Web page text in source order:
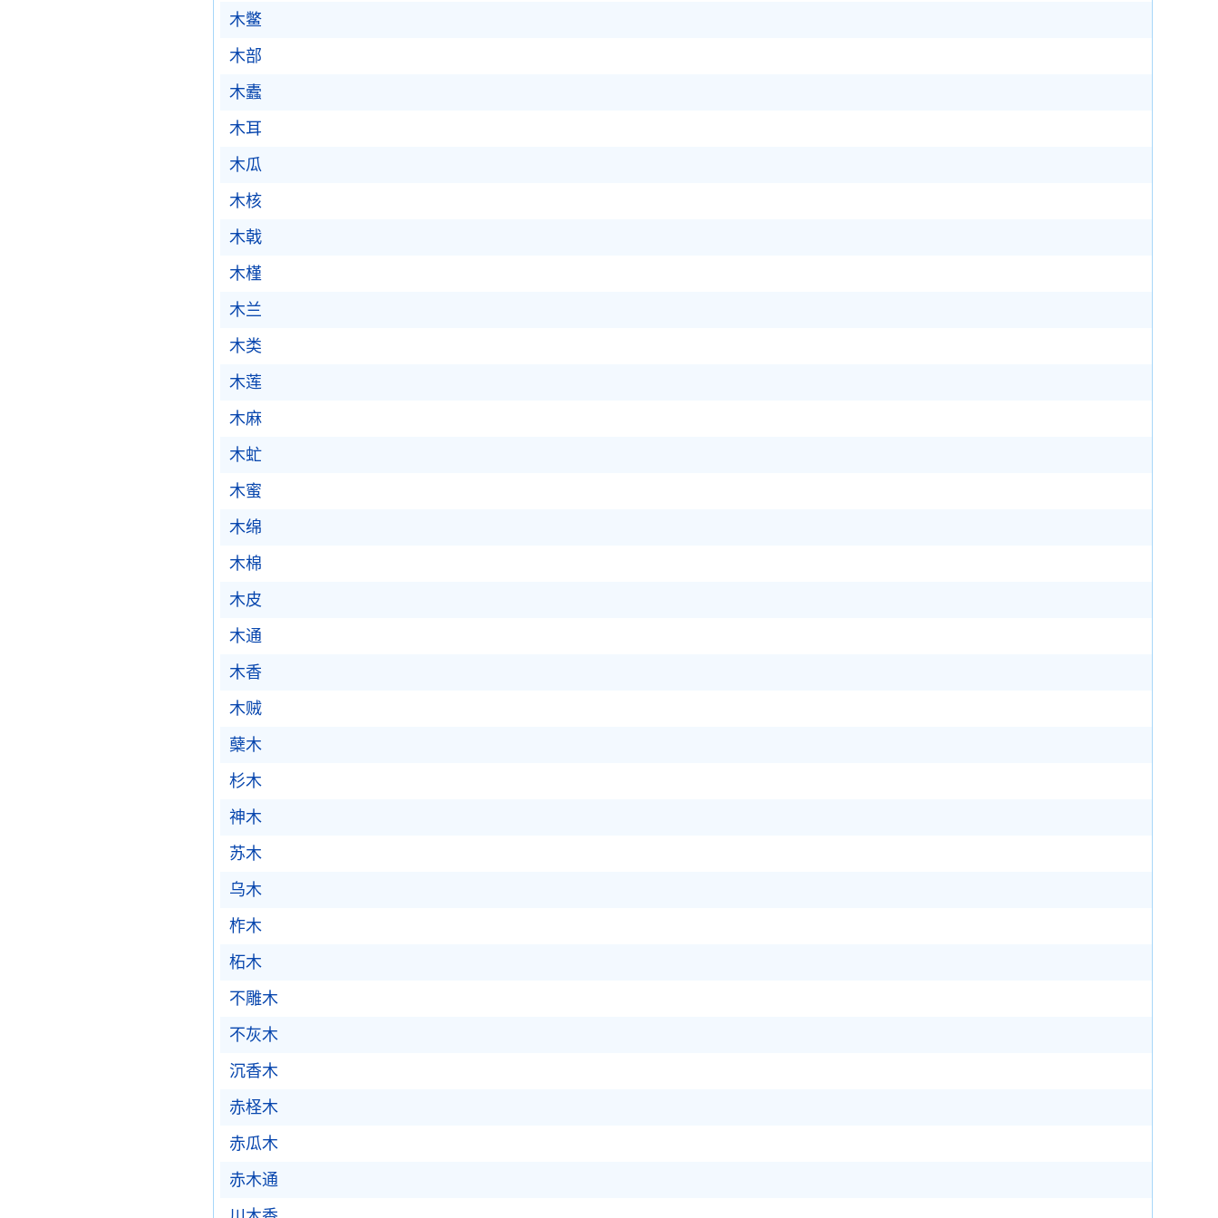
木鳖
木部
木蠹
木耳
木瓜
木核
木戟
木槿
木兰
木类
木莲
木麻
木虻
木蜜
木绵
木棉
木皮
木通
木香
木贼
蘖木
杉木
神木
苏木
乌木
柞木
柘木
不雕木
不灰木
沉香木
赤柽木
赤瓜木
赤木通